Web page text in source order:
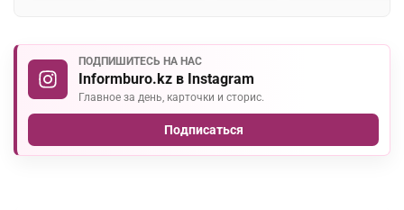
ПОДПИШИТЕСЬ НА НАС
Informburo.kz в Instagram
Главное за день, карточки и сторис.
Подписаться